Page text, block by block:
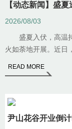
2026/08/03
盛夏入伏，高温持
火如荼地开展。近日
READ MORE